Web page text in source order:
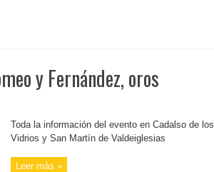
y Fernández, oros
Toda la información del evento en Cadalso de los
Vidrios y San Martín de Valdeiglesias
Leer más »